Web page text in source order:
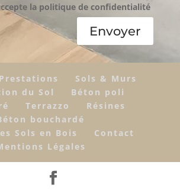
la politique de confidentialité
Envoyer
Prestations
Sols & Murs
du Sol
Béton poli
Terrazzo
Résines
bouchardé
Sols en Bois
Contact
Légales